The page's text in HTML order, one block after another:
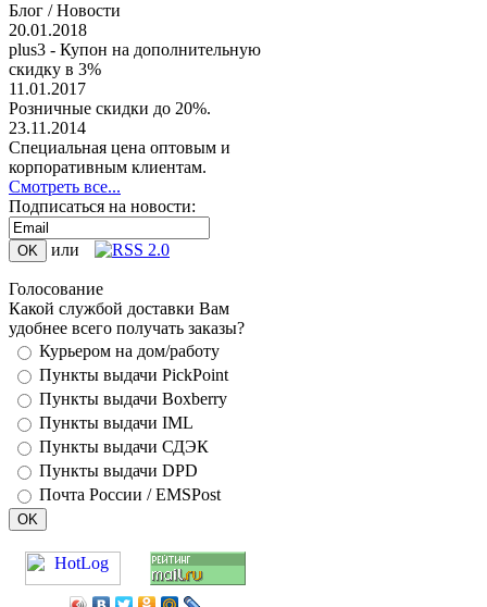
Блог / Новости
20.01.2018
plus3 - Купон на дополнительную
скидку в 3%
11.01.2017
Розничные скидки до 20%.
23.11.2014
Специальная цена оптовым и
корпоративным клиентам.
Смотреть все...
Подписаться на новости:
или
Голосование
Какой службой доставки Вам
удобнее всего получать заказы?
Курьером на дом/работу
Пункты выдачи PickPoint
Пункты выдачи Boxberry
Пункты выдачи IML
Пункты выдачи СДЭК
Пункты выдачи DPD
Почта России / EMSPost